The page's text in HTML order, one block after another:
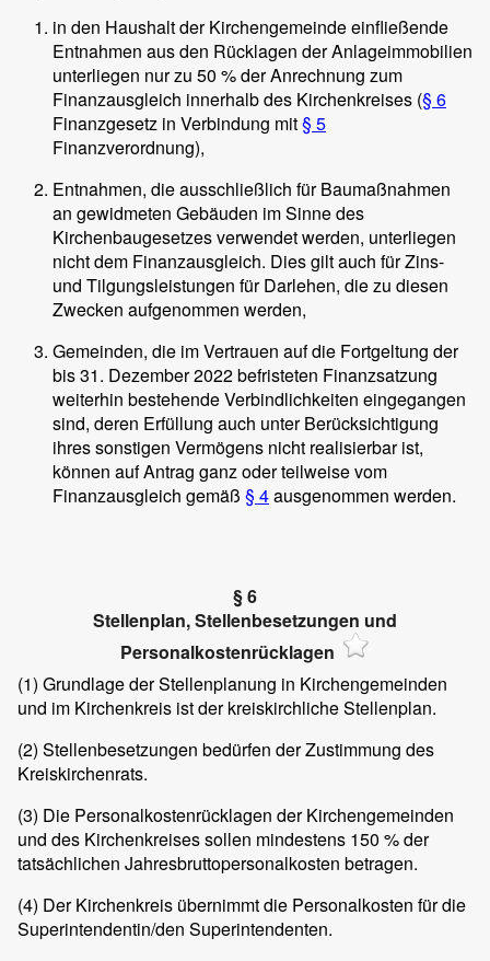
in den Haushalt der Kirchengemeinde einfließende
Entnahmen aus den Rücklagen der Anlageimmobilien
unterliegen nur zu 50 % der Anrechnung zum
Finanzausgleich innerhalb des Kirchenkreises (§ 6
Finanzgesetz in Verbindung mit§ 5
Finanzverordnung),
Entnahmen, die ausschließlich für Baumaßnahmen
an gewidmeten Gebäuden im Sinne des
Kirchenbaugesetzes verwendet werden, unterliegen
nicht dem Finanzausgleich. Dies gilt auch für Zins-
und Tilgungsleistungen für Darlehen, die zu diesen
Zwecken aufgenommen werden,
Gemeinden, die im Vertrauen auf die Fortgeltung der
bis 31. Dezember 2022 befristeten Finanzsatzung
weiterhin bestehende Verbindlichkeiten eingegangen
sind, deren Erfüllung auch unter Berücksichtigung
ihres sonstigen Vermögens nicht realisierbar ist,
können auf Antrag ganz oder teilweise vom
Finanzausgleich gemäß § 4ausgenommen werden.
§ 6
Stellenplan, Stellenbesetzungen und
Personalkostenrücklagen
(1) Grundlage der Stellenplanung in Kirchengemeinden
und im Kirchenkreis ist der kreiskirchliche Stellenplan.
(2) Stellenbesetzungen bedürfen der Zustimmung des
Kreiskirchenrats.
(3) Die Personalkostenrücklagen der Kirchengemeinden
und des Kirchenkreises sollen mindestens 150 % der
tatsächlichen Jahresbruttopersonalkosten betragen.
(4) Der Kirchenkreis übernimmt die Personalkosten für die
Superintendentin/den Superintendenten.